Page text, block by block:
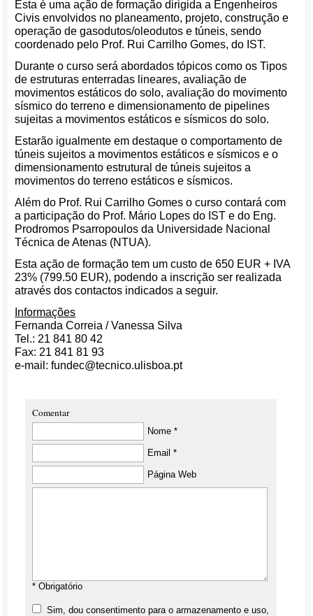
Esta é uma ação de formação dirigida a Engenheiros
Civis envolvidos no planeamento, projeto, construção e
operação de gasodutos/oleodutos e túneis, sendo
coordenado pelo Prof. Rui Carrilho Gomes, do IST.
Durante o curso será abordados tópicos como os Tipos
de estruturas enterradas lineares, avaliação de
movimentos estáticos do solo, avaliação do movimento
sísmico do terreno e dimensionamento de pipelines
sujeitas a movimentos estáticos e sísmicos do solo.
Estarão igualmente em destaque o comportamento de
túneis sujeitos a movimentos estáticos e sísmicos e o
dimensionamento estrutural de túneis sujeitos a
movimentos do terreno estáticos e sísmicos.
Além do Prof. Rui Carrilho Gomes o curso contará com
a participação do Prof. Mário Lopes do IST e do Eng.
Prodromos Psarropoulos da Universidade Nacional
Técnica de Atenas (NTUA).
Esta ação de formação tem um custo de 650 EUR + IVA
23% (799.50 EUR), podendo a inscrição ser realizada
através dos contactos indicados a seguir.
Informações
Fernanda Correia / Vanessa Silva
Tel.: 21 841 80 42
Fax: 21 841 81 93
e-mail: fundec@tecnico.ulisboa.pt
Comentar
Nome *
Email *
Página Web
* Obrigatório
Sim, dou consentimento para o armazenamento e uso,